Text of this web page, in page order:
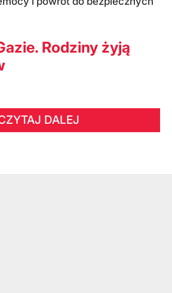
Rodziny żyją
DALEJ